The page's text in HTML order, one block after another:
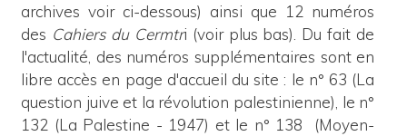
archives voir ci-dessous) ainsi que 12 numéros
des Cahiers du Cermtri (voir plus bas). Du fait de
l'actualité, des numéros supplémentaires sont en
libre accès en page d'accueil du site : le n° 63 (La
question juive et la révolution palestinienne), le n°
132 (La Palestine - 1947) et le n° 138 (Moyen-